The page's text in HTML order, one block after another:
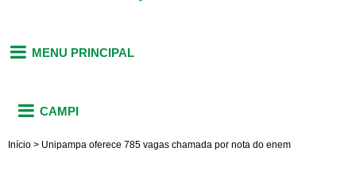
MENU PRINCIPAL
CAMPI
Início > Unipampa oferece 785 vagas chamada por nota do enem